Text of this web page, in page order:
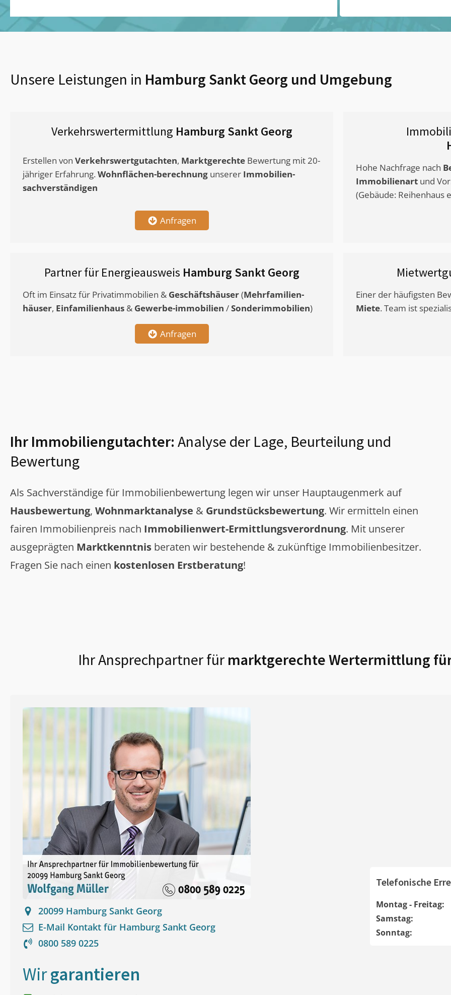
Unsere Leistungen in Hamburg Sankt Georg und Umgebung
Verkehrswertermittlung Hamburg Sankt Georg
Erstellen von Verkehrswertgutachten, Marktgerechte Bewertung mit 20-
jähriger Erfahrung. Wohnflächen-berechnung unserer Immobilien-
sachverständigen
Anfragen
Hohe Nachfrage nach
Immobilienart und
(Gebäude: Reihenhaus
Partner für Energieausweis Hamburg Sankt Georg
Oft im Einsatz für Privatimmobilien & Geschäftshäuser(Mehrfamilien-
häuser, Einfamilienhaus & Gewerbe-immobilien /Sonderimmobilien)
Anfragen
Einer der häufigsten
Miete. Team ist
Ihr Immobiliengutachter: Analyse der Lage, Beurteilung und
Bewertung
Als Sachverständige für Immobilienbewertung legen wir unser Hauptaugenmerk auf
Hausbewertung, Wohnmarktanalyse & Grundstücksbewertung. Wir ermitteln einen
fairen Immobilienpreis nach Immobilienwert-Ermittlungsverordnung. Mit unserer
ausgeprägten Marktkenntnis beraten wir bestehende & zukünftige Immobilienbesitzer.
Fragen Sie nach einen kostenlosen Erstberatung!
Ihr Ansprechpartner für marktgerechte Wertermittlung
20099 Hamburg Sankt Georg
E-Mail Kontakt für Hamburg Sankt Georg
0800 589 0225
Telefonische
Montag - Freitag:
Samstag:
Sonntag:
Wirgarantieren